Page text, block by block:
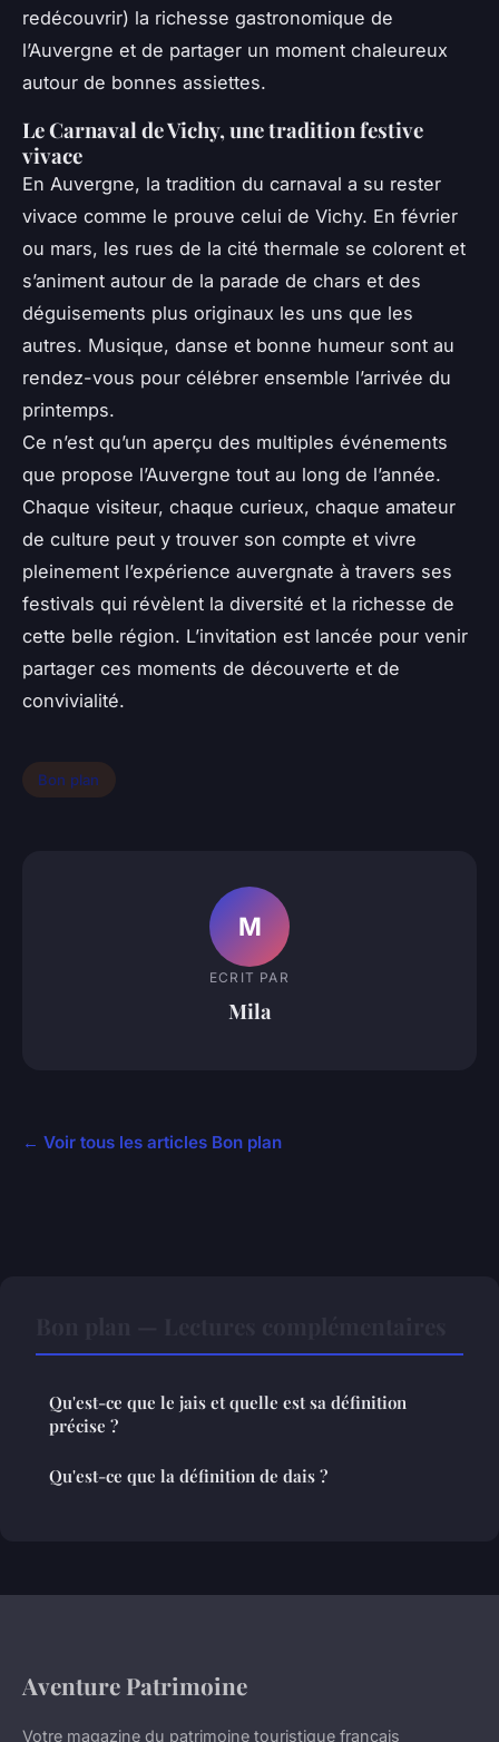
redécouvrir) la richesse gastronomique de
l’Auvergne et de partager un moment chaleureux
autour de bonnes assiettes.
Le Carnaval de Vichy, une tradition festive
vivace
En Auvergne, la tradition du carnaval a su rester
vivace comme le prouve celui de Vichy. En février
ou mars, les rues de la cité thermale se colorent et
s’animent autour de la parade de chars et des
déguisements plus originaux les uns que les
autres. Musique, danse et bonne humeur sont au
rendez-vous pour célébrer ensemble l’arrivée du
printemps.
Ce n’est qu’un aperçu des multiples événements
que propose l’Auvergne tout au long de l’année.
Chaque visiteur, chaque curieux, chaque amateur
de culture peut y trouver son compte et vivre
pleinement l’expérience auvergnate à travers ses
festivals qui révèlent la diversité et la richesse de
cette belle région. L’invitation est lancée pour venir
partager ces moments de découverte et de
convivialité.
Bon plan
M
ECRIT PAR
Mila
← Voir tous les articles Bon plan
Qu'est-ce que le jais et quelle est sa définition
précise ?
Qu'est-ce que la définition de dais ?
Aventure Patrimoine
Votre magazine du patrimoine touristique français